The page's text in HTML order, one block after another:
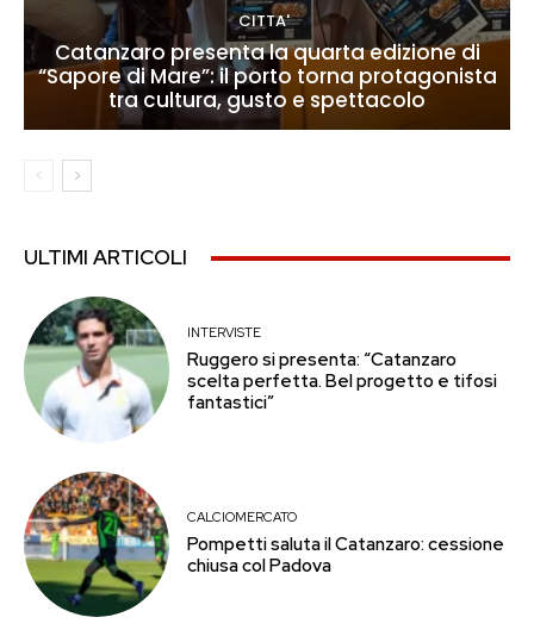
CITTA'
Catanzaro presenta la quarta edizione di
“Sapore di Mare”: il porto torna protagonista
tra cultura, gusto e spettacolo
ULTIMI ARTICOLI
INTERVISTE
Ruggero si presenta: “Catanzaro
scelta perfetta. Bel progetto e tifosi
fantastici”
CALCIOMERCATO
Pompetti saluta il Catanzaro: cessione
chiusa col Padova